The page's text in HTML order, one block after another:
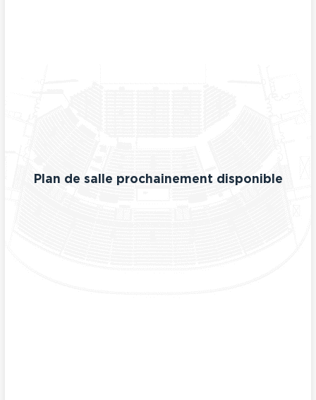
Plan de salle prochainement disponible